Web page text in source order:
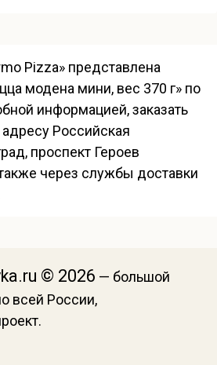
Pizza» представлена
модена мини, вес 370 г» по
информацией, заказать
Российская
проспект Героев
через службы доставки
© 2026 — большой
всей России,